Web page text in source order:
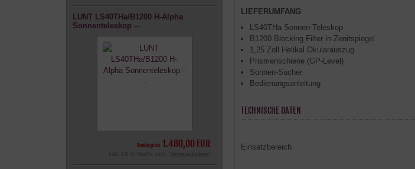
LIEFERUMFANG
LS40THa Sonnen-Teleskop
B1200 Blocking Filter in Zenitspiegel
1,25 Zoll Helikal Okularauszug
Prismenschiene (GP-Level)
Sonnen-Sucher
Bedienungsanleitung
TECHNISCHE DATEN
Einsatzbereich
LUNT LS40THa/B1200 H-Alpha
Sonnenteleskop --
Sonderpreis 1.480,00 EUR
inkl. 19 % MwSt. zzgl.